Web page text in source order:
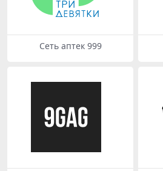
Сеть аптек 999